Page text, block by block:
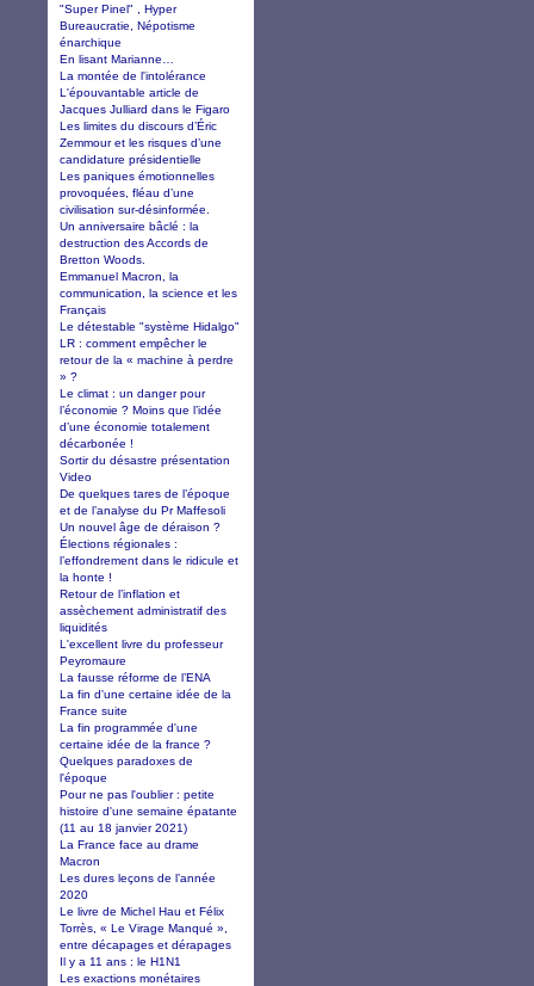
"Super Pinel" , Hyper
Bureaucratie, Népotisme
énarchique
En lisant Marianne…
La montée de l'intolérance
L'épouvantable article de
Jacques Julliard dans le Figaro
Les limites du discours d’Éric
Zemmour et les risques d’une
candidature présidentielle
Les paniques émotionnelles
provoquées, fléau d’une
civilisation sur-désinformée.
Un anniversaire bâclé : la
destruction des Accords de
Bretton Woods.
Emmanuel Macron, la
communication, la science et les
Français
Le détestable "système Hidalgo"
LR : comment empêcher le
retour de la « machine à perdre
» ?
Le climat : un danger pour
l’économie ? Moins que l’idée
d’une économie totalement
décarbonée !
Sortir du désastre présentation
Video
De quelques tares de l’époque
et de l’analyse du Pr Maffesoli
Un nouvel âge de déraison ?
Élections régionales :
l’effondrement dans le ridicule et
la honte !
Retour de l’inflation et
assèchement administratif des
liquidités
L'excellent livre du professeur
Peyromaure
La fausse réforme de l’ENA
La fin d'une certaine idée de la
France suite
La fin programmée d'une
certaine idée de la france ?
Quelques paradoxes de
l'époque
Pour ne pas l'oublier : petite
histoire d'une semaine épatante
(11 au 18 janvier 2021)
La France face au drame
Macron
Les dures leçons de l’année
2020
Le livre de Michel Hau et Félix
Torrès, « Le Virage Manqué »,
entre décapages et dérapages
Il y a 11 ans : le H1N1
Les exactions monétaires